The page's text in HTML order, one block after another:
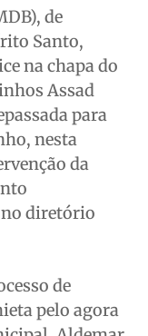
de
Santo,
na chapa do
Assad
para
nesta
da
diretório
de
pelo agora